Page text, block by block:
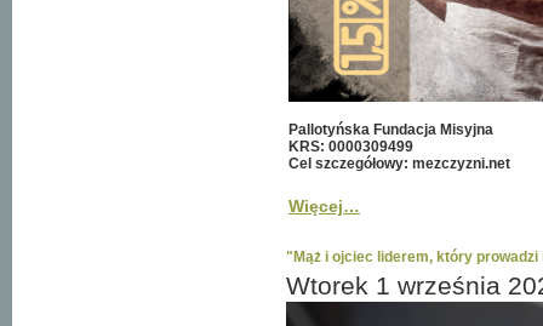
Pallotyńska Fundacja Misyjna
KRS: 0000309499
Cel szczegółowy: mezczyzni.net
Więcej…
"Mąż i ojciec liderem, który prowadzi
Wtorek 1 września